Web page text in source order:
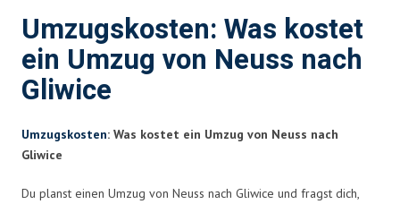
Umzugskosten: Was kostet
ein Umzug von Neuss nach
Gliwice
Umzugskosten: Was kostet ein Umzug von Neuss nach
Gliwice
Du planst einen Umzug von Neuss nach Gliwice und fragst dich,